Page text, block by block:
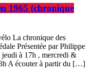
1965 (chronique
La chronique des
Présentée par Philippe
à 17h , mercredi &
A écouter à partir du […]